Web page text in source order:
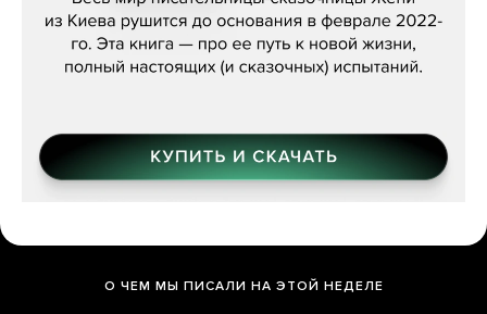
О ЧЕМ МЫ ПИСАЛИ НА ЭТОЙ НЕДЕЛЕ